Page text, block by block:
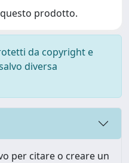
prodotto.
da copyright e
diversa
per citare o creare un